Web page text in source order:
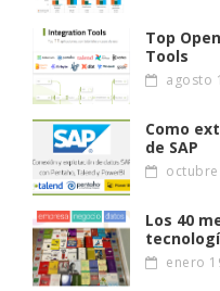
Top
Tools
agosto
Como
de SAP
Los 40
enero